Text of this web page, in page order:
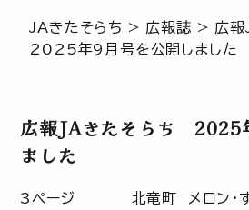
JAきたそらち > 広報誌 > 広
2025年9月号を公開しました
広報JAきたそらち 2025
ました
3ページ 北竜町 メロン・す